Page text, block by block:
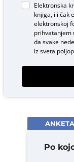
Elektronska
knjiga, ili čak
elektronskoj
prihvatanjem
da svake
iz sveta
ANKETA
Po